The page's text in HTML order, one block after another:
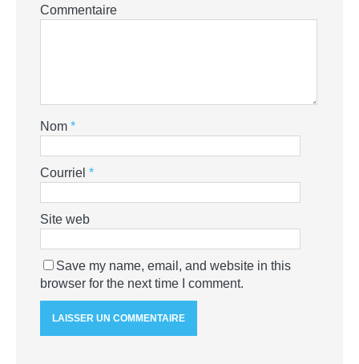
Commentaire
Nom *
Courriel *
Site web
Save my name, email, and website in this
browser for the next time I comment.